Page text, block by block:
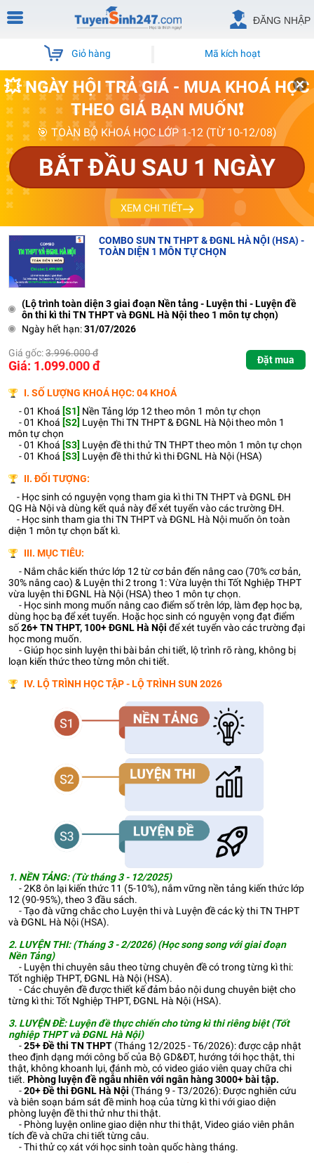
ĐĂNG NHẬP
Giỏ hàng Mã kích hoạt
💥 NGÀY HỘI TRẢ GIÁ - MUA KHOÁ HỌC
THEO GIÁ BẠN MUỐN❗
🎯 TOÀN BỘ KHOÁ HỌC LỚP 1-12 (TỪ 10-12/08)
BẮT ĐẦU SAU 1 NGÀY
XEM CHI TIẾT
COMBO SUN TN THPT & ĐGNL HÀ NỘI (HSA) -
TOÀN DIỆN 1 MÔN TỰ CHỌN
(Lộ trình toàn diện 3 giai đoạn Nền tảng - Luyện thi - Luyện đề
ôn thi kì thi TN THPT và ĐGNL Hà Nội theo 1 môn tự chọn)
Ngày hết hạn:31/07/2026
Giá gốc:3.996.000 đ
Giá: 1.099.000 đ Đặt mua
I. SỐ LƯỢNG KHOÁ HỌC: 04 KHOÁ
- 01 Khoá [S1] Nền Tảng lớp 12 theo môn 1 môn tự chọn
- 01 Khoá [S2] Luyện Thi TN THPT & ĐGNL Hà Nội theo môn 1
môn tự chọn
- 01 Khoá [S3] Luyện đề thi thử TN THPT theo môn 1 môn tự chọn
- 01 Khoá [S3] Luyện đề thi thử kì thi ĐGNL Hà Nội (HSA)
II. ĐỐI TƯỢNG:
- Học sinh có nguyện vọng tham gia kì thi TN THPT và ĐGNL ĐH
QG Hà Nội và dùng kết quả này để xét tuyển vào các trường ĐH.
- Học sinh tham gia thi TN THPT và ĐGNL Hà Nội muốn ôn toàn
diện 1 môn tự chọn bất kì.
III. MỤC TIÊU:
- Nắm chắc kiến thức lớp 12 từ cơ bản đến nâng cao (70% cơ bản,
30% nâng cao) & Luyện thi 2 trong 1: Vừa luyện thi Tốt Nghiệp THPT
vừa luyện thi ĐGNL Hà Nội (HSA) theo 1 môn tự chọn.
- Học sinh mong muốn nâng cao điểm số trên lớp, làm đẹp học bạ,
dùng học bạ để xét tuyển. Hoặc học sinh có nguyện vọng đạt điểm
số26+ TN THPT, 100+ ĐGNL Hà Nội để xét tuyển vào các trường đại
học mong muốn.
- Giúp học sinh luyện thi bài bản chi tiết, lộ trình rõ ràng, không bị
loạn kiến thức theo từng môn chi tiết.
IV. LỘ TRÌNH HỌC TẬP - LỘ TRÌNH SUN 2026
1. NỀN TẢNG: (Từ tháng 3 - 12/2025)
- 2K8 ôn lại kiến thức 11 (5-10%), nắm vững nền tảng kiến thức lớp
12 (90-95%), theo 3 đầu sách.
- Tạo đà vững chắc cho Luyện thi và Luyện đề các kỳ thi TN THPT
và ĐGNL Hà Nội (HSA).
2. LUYỆN THI: (Tháng 3 - 2/2026) (Học song song với giai đoạn
Nền Tảng)
- Luyện thi chuyên sâu theo từng chuyên đề có trong từng kì thi:
Tốt nghiệp THPT, ĐGNL Hà Nội (HSA).
- Các chuyên đề được thiết kế đảm bảo nội dung chuyên biệt cho
từng kì thi: Tốt Nghiệp THPT, ĐGNL Hà Nội (HSA).
3. LUYỆN ĐỀ:Luyện đề thực chiến cho từng kì thi riêng biệt (Tốt
nghiệp THPT và ĐGNL Hà Nội)
-25+Đề thi TN THPT (Tháng 12/2025 - T6/2026): được cập nhật
theo định dạng mới công bố của Bộ GD&ĐT, hướng tới học thật, thi
thật, không khoanh lụi, đánh mò, có video giáo viên quay chữa chi
tiết. Phòng luyện đề ngẫu nhiên với ngân hàng 3000+ bài tập.
-20+Đề thi ĐGNL Hà Nội (Tháng 9 - T3/2026): Được nghiên cứu
và biên soạn bám sát đề minh hoạ của từng kì thi với giao diện
phòng luyện đề thi thử như thi thật.
- Phòng luyện online giao diện như thi thật, Video giáo viên phân
tích đề và chữa chi tiết từng câu.
- Thi thử cọ xát với học sinh toàn quốc hàng tháng.